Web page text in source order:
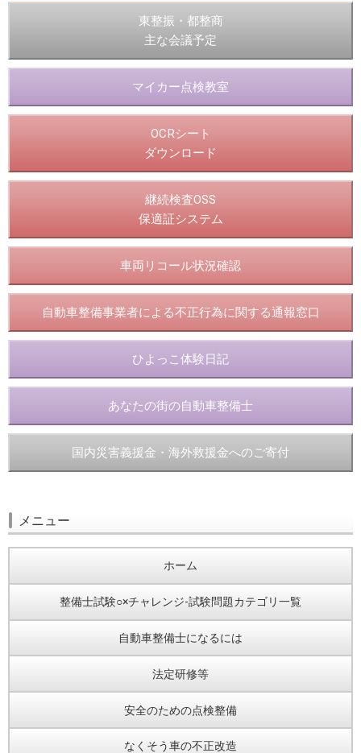
東整振・都整商
主な会議予定
マイカー点検教室
OCRシート
ダウンロード
継続検査OSS
保適証システム
車両リコール状況確認
自動車整備事業者による不正行為に関する通報窓口
ひよっこ体験日記
あなたの街の自動車整備士
国内災害義援金・海外救援金へのご寄付
メニュー
ホーム
整備士試験○×チャレンジ-試験問題カテゴリ一覧
自動車整備士になるには
法定研修等
安全のための点検整備
なくそう車の不正改造